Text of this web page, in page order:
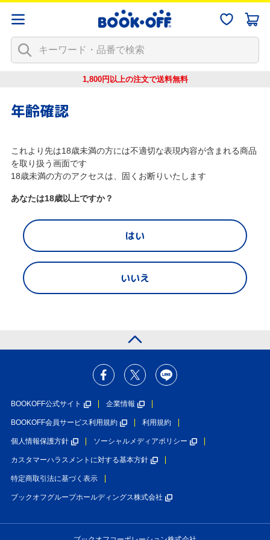
1,800円以上の注文で送料無料
年齢確認
これより先は18歳未満の方には不適切な表現内容が含まれる商品
を取り扱う画面です
18歳未満の方のアクセスは、固くお断りいたします
あなたは18歳以上ですか？
はい
いいえ
BOOKOFF公式サイト 企業情報
BOOKOFF会員サービス利用規約 利用規約
個人情報保護方針 ソーシャルメディアポリシー
カスタマーハラスメントに対する基本方針
特定商取引法に基づく表示
ブックオフグループホールディングス株式会社